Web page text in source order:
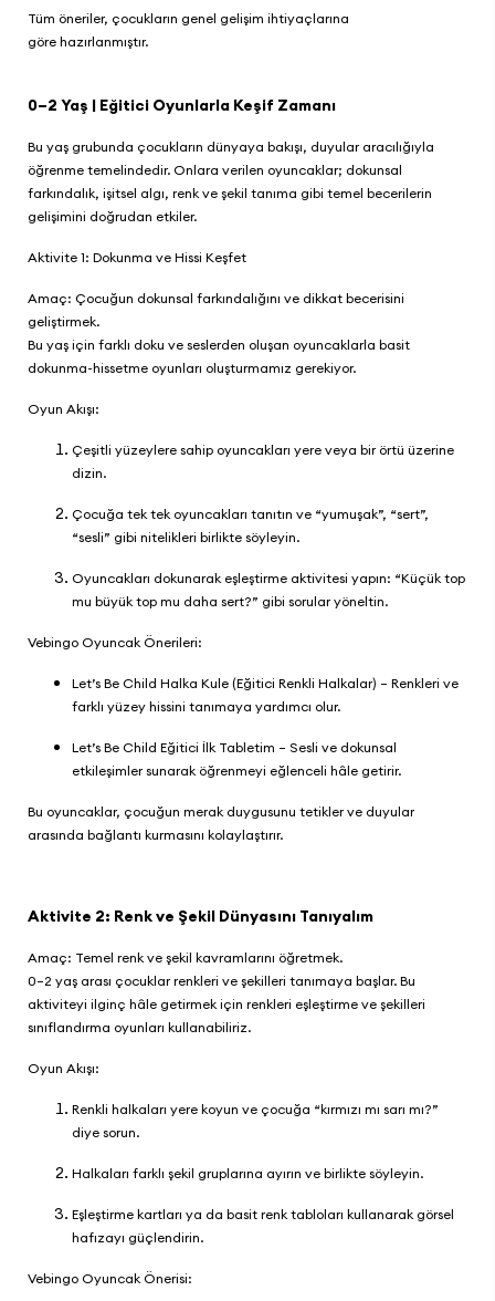
Tüm öneriler, çocukların genel gelişim ihtiyaçlarına
göre hazırlanmıştır.
0–2 Yaş | Eğitici Oyunlarla Keşif Zamanı
Bu yaş grubunda çocukların dünyaya bakışı, duyular aracılığıyla
öğrenme temelindedir. Onlara verilen oyuncaklar; dokunsal
farkındalık, işitsel algı, renk ve şekil tanıma gibi temel becerilerin
gelişimini doğrudan etkiler.
Aktivite 1: Dokunma ve Hissi Keşfet
Amaç: Çocuğun dokunsal farkındalığını ve dikkat becerisini
geliştirmek.
Bu yaş için farklı doku ve seslerden oluşan oyuncaklarla basit
dokunma-hissetme oyunları oluşturmamız gerekiyor.
Oyun Akışı:
Çeşitli yüzeylere sahip oyuncakları yere veya bir örtü üzerine
dizin.
Çocuğa tek tek oyuncakları tanıtın ve “yumuşak”, “sert”,
“sesli” gibi nitelikleri birlikte söyleyin.
Oyuncakları dokunarak eşleştirme aktivitesi yapın: “Küçük top
mu büyük top mu daha sert?” gibi sorular yöneltin.
Vebingo Oyuncak Önerileri:
Let’s Be Child Halka Kule (Eğitici Renkli Halkalar) – Renkleri ve
farklı yüzey hissini tanımaya yardımcı olur.
Let’s Be Child Eğitici İlk Tabletim – Sesli ve dokunsal
etkileşimler sunarak öğrenmeyi eğlenceli hâle getirir.
Bu oyuncaklar, çocuğun merak duygusunu tetikler ve duyular
arasında bağlantı kurmasını kolaylaştırır.
Aktivite 2: Renk ve Şekil Dünyasını Tanıyalım
Amaç: Temel renk ve şekil kavramlarını öğretmek.
0–2 yaş arası çocuklar renkleri ve şekilleri tanımaya başlar. Bu
aktiviteyi ilginç hâle getirmek için renkleri eşleştirme ve şekilleri
sınıflandırma oyunları kullanabiliriz.
Oyun Akışı:
Renkli halkaları yere koyun ve çocuğa “kırmızı mı sarı mı?”
diye sorun.
Halkaları farklı şekil gruplarına ayırın ve birlikte söyleyin.
Eşleştirme kartları ya da basit renk tabloları kullanarak görsel
hafızayı güçlendirin.
Vebingo Oyuncak Önerisi: